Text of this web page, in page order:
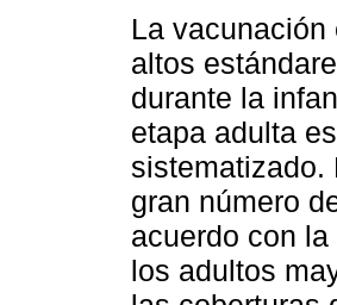
La
altos
durante la
etapa adulta
sistematizado.
gran número
acuerdo con
los adultos